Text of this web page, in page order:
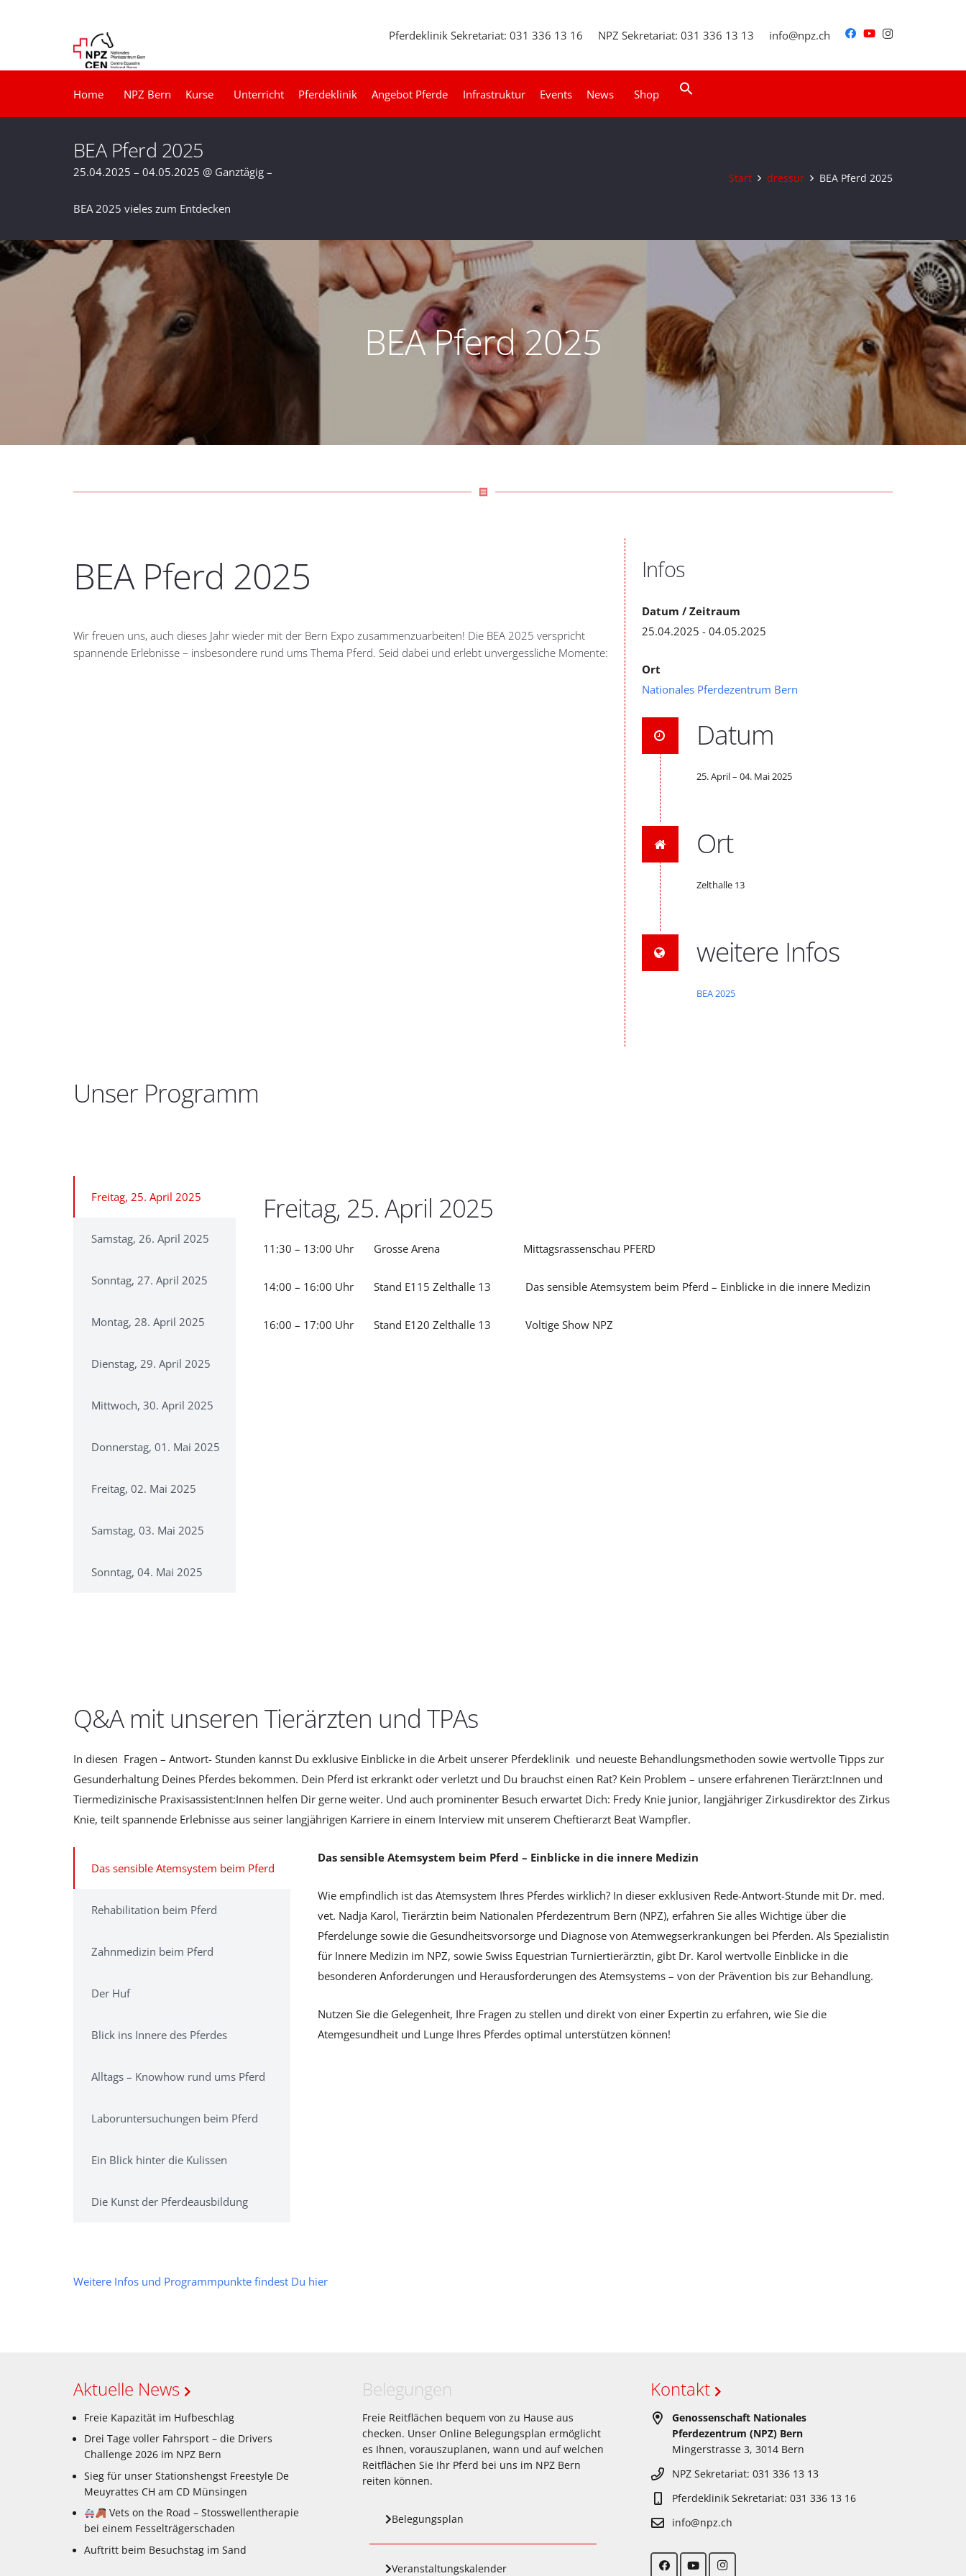
Pferdeklinik Sekretariat: 031 336 13 16 NPZ Sekretariat: 031 336 13 13 info@npz.ch
Home NPZ Bern Kurse Unterricht Pferdeklinik Angebot Pferde Infrastruktur Events News Shop for:
BEA Pferd 2025
25.04.2025 – 04.05.2025 @ Ganztägig –
BEA 2025 vieles zum Entdecken
Start dressur BEA Pferd 2025
BEA Pferd 2025
receipt
BEA Pferd 2025
Wir freuen uns, auch dieses Jahr wieder mit der Bern Expo zusammenzuarbeiten! Die BEA 2025 verspricht
spannende Erlebnisse – insbesondere rund ums Thema Pferd. Seid dabei und erlebt unvergessliche Momente:
Infos
Datum / Zeitraum
25.04.2025 - 04.05.2025
Ort
Nationales Pferdezentrum Bern
Datum
25. April – 04. Mai 2025
Ort
Zelthalle 13
weitere Infos
BEA 2025
Unser Programm
Freitag, 25. April 2025
Samstag, 26. April 2025
Sonntag, 27. April 2025
Montag, 28. April 2025
Dienstag, 29. April 2025
Mittwoch, 30. April 2025
Donnerstag, 01. Mai 2025
Freitag, 02. Mai 2025
Samstag, 03. Mai 2025
Sonntag, 04. Mai 2025
Freitag, 25. April 2025
11:30 – 13:00 Uhr Grosse Arena Mittagsrassenschau PFERD
14:00 – 16:00 Uhr Stand E115 Zelthalle 13 Das sensible Atemsystem beim Pferd – Einblicke in die innere Medizin
16:00 – 17:00 Uhr Stand E120 Zelthalle 13 Voltige Show NPZ
Q&A mit unseren Tierärzten und TPAs
In diesen Fragen – Antwort- Stunden kannst Du exklusive Einblicke in die Arbeit unserer Pferdeklinik und neueste Behandlungsmethoden sowie wertvolle Tipps zur
Gesunderhaltung Deines Pferdes bekommen. Dein Pferd ist erkrankt oder verletzt und Du brauchst einen Rat? Kein Problem – unsere erfahrenen Tierärzt:Innen und
Tiermedizinische Praxisassistent:Innen helfen Dir gerne weiter. Und auch prominenter Besuch erwartet Dich: Fredy Knie junior, langjähriger Zirkusdirektor des Zirkus
Knie, teilt spannende Erlebnisse aus seiner langjährigen Karriere in einem Interview mit unserem Cheftierarzt Beat Wampfler.
Das sensible Atemsystem beim Pferd
Rehabilitation beim Pferd
Zahnmedizin beim Pferd
Der Huf
Blick ins Innere des Pferdes
Alltags – Knowhow rund ums Pferd
Laboruntersuchungen beim Pferd
Ein Blick hinter die Kulissen
Die Kunst der Pferdeausbildung
Das sensible Atemsystem beim Pferd – Einblicke in die innere Medizin
Wie empfindlich ist das Atemsystem Ihres Pferdes wirklich? In dieser exklusiven Rede-Antwort-Stunde mit Dr. med.
vet. Nadja Karol, Tierärztin beim Nationalen Pferdezentrum Bern (NPZ), erfahren Sie alles Wichtige über die
Pferdelunge sowie die Gesundheitsvorsorge und Diagnose von Atemwegserkrankungen bei Pferden. Als Spezialistin
für Innere Medizin im NPZ, sowie Swiss Equestrian Turniertierärztin, gibt Dr. Karol wertvolle Einblicke in die
besonderen Anforderungen und Herausforderungen des Atemsystems – von der Prävention bis zur Behandlung.
Nutzen Sie die Gelegenheit, Ihre Fragen zu stellen und direkt von einer Expertin zu erfahren, wie Sie die
Atemgesundheit und Lunge Ihres Pferdes optimal unterstützen können!
Weitere Infos und Programmpunkte findest Du hier
Aktuelle News
Freie Kapazität im Hufbeschlag
Drei Tage voller Fahrsport – die Drivers
Challenge 2026 im NPZ Bern
Sieg für unser Stationshengst Freestyle De
Meuyrattes CH am CD Münsingen
Vets on the Road – Stosswellentherapie
bei einem Fesselträgerschaden
Auftritt beim Besuchstag im Sand
Belegungen
Freie Reitflächen bequem von zu Hause aus
checken. Unser Online Belegungsplan ermöglicht
es Ihnen, vorauszuplanen, wann und auf welchen
Reitflächen Sie Ihr Pferd bei uns im NPZ Bern
reiten können.
Belegungsplan
Veranstaltungskalender
Kontakt
Genossenschaft Nationales
Pferdezentrum (NPZ) Bern
Mingerstrasse 3, 3014 Bern
NPZ Sekretariat: 031 336 13 13
Pferdeklinik Sekretariat: 031 336 13 16
info@npz.ch